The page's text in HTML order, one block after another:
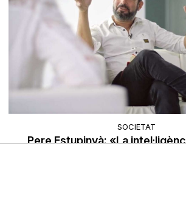
SOCIETAT
Pere Estupinyà: «La